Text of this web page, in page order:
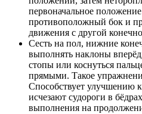
первоначальное
противоположный бок и
движения с другой
Сесть на пол, нижние
выполнять наклоны
стопы или коснуться
прямыми. Такое
Способствует улучшению
исчезают судороги в
выполнения на